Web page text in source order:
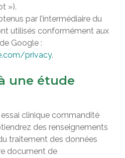
»).
par l’intermédiaire du
utilisés conformément aux
Google :
privacy.
une étude
clinique commandité
des renseignements
traitement des données
document de